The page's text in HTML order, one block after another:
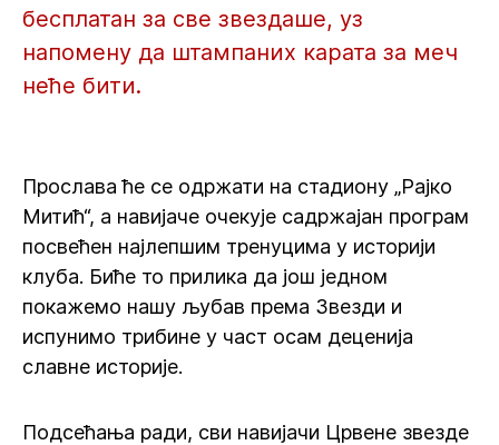
бесплатан за све звездаше, уз
напомену да штампаних карата за меч
неће бити.
Прослава ће се одржати на стадиону „Рајко
Митић“, а навијаче очекује садржајан програм
посвећен најлепшим тренуцима у историји
клуба. Биће то прилика да још једном
покажемо нашу љубав према Звезди и
испунимо трибине у част осам деценија
славне историје.
Подсећања ради, сви навијачи Црвене звезде